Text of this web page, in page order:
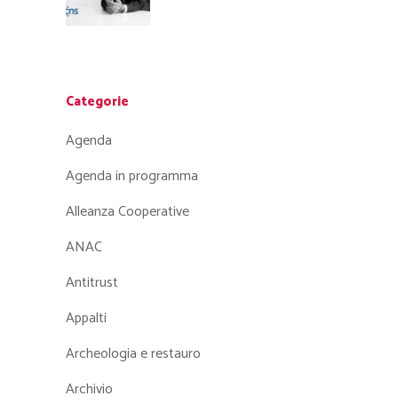
Categorie
Agenda
Agenda in programma
Alleanza Cooperative
ANAC
Antitrust
Appalti
Archeologia e restauro
Archivio